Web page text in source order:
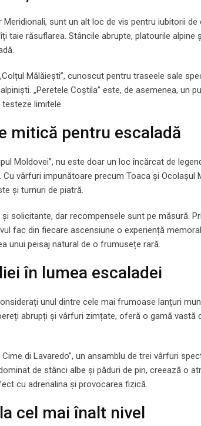
Meridionali, sunt un alt loc de vis pentru iubitorii
taie răsuflarea. Stâncile abrupte, platourile
Mălăiești”, cunoscut pentru traseele sale
„Peretele Coștila” este, de asemenea, un
limitele.
mitică pentru escaladă
Moldovei”, nu este doar un loc încărcat de
vârfuri impunătoare precum Toaca și Ocolașul
și turnuri de piatră.
solicitante, dar recompensele sunt pe măsură.
fac din fiecare ascensiune o experiență
unui peisaj natural de o frumusețe rară.
în lumea escaladei
unul dintre cele mai frumoase lanțuri
abrupți și vârfuri zimțate, oferă o gamă vastă
di Lavaredo”, un ansamblu de trei vârfuri
de stânci albe și păduri de pin, creează o
cu adrenalina și provocarea fizică.
cel mai înalt nivel